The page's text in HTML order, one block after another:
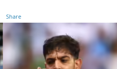
Share